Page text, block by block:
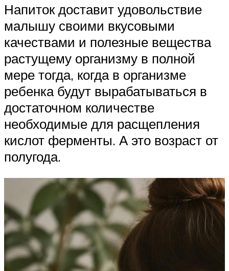
Напиток доставит удовольствие
малышу своими вкусовыми
качествами и полезные вещества
растущему организму в полной
мере тогда, когда в организме
ребенка будут вырабатываться в
достаточном количестве
необходимые для расщепления
кислот ферменты. А это возраст от
полугода.